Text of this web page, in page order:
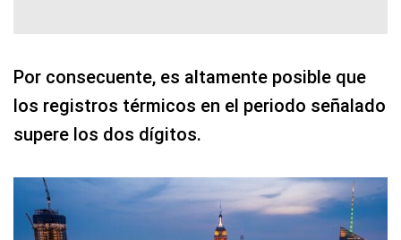
Por consecuente, es altamente posible que
los registros térmicos en el periodo señalado
supere los dos dígitos.